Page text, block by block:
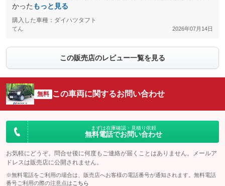
かった もっと見る
購入した車種：ダイハツタフト
てん 2026年07月14日
この販売店のレビュー一覧を見る
無料 この車両に関するお問い合わせ
まずは在庫確認・見積り依頼
無料電話でお問い合わせ
お気軽にどうぞ。問合せ後に何度もご連絡が届くことはありません。メールア
ドレスは販売店に公開されません。
※無料電話をご利用の場合は、販売店へお客様の電話番号が通知されます。無料電話
番号ご利用の際の注意点は こちら